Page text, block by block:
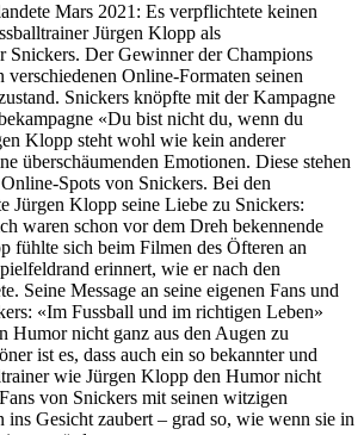
Mars 2021: Es verpflichtete keinen
Jürgen Klopp als
Snickers. Der Gewinner der Champions
verschiedenen Online-Formaten seinen
Snickers knöpfte mit der Kampagne
«Du bist nicht du, wenn du
Klopp steht wohl wie kein anderer
überschäumenden Emotionen. Diese stehen
Spots von Snickers. Bei den
Jürgen Klopp seine Liebe zu Snickers:
waren schon vor dem Dreh bekennende
fühlte sich beim Filmen des Öfteren an
erinnert, wie er nach den
Seine Message an seine eigenen Fans und
«Im Fussball und im richtigen Leben»
Humor nicht ganz aus den Augen zu
ist es, dass auch ein so bekannter und
wie Jürgen Klopp den Humor nicht
von Snickers mit seinen witzigen
Gesicht zaubert – grad so, wie wenn sie in